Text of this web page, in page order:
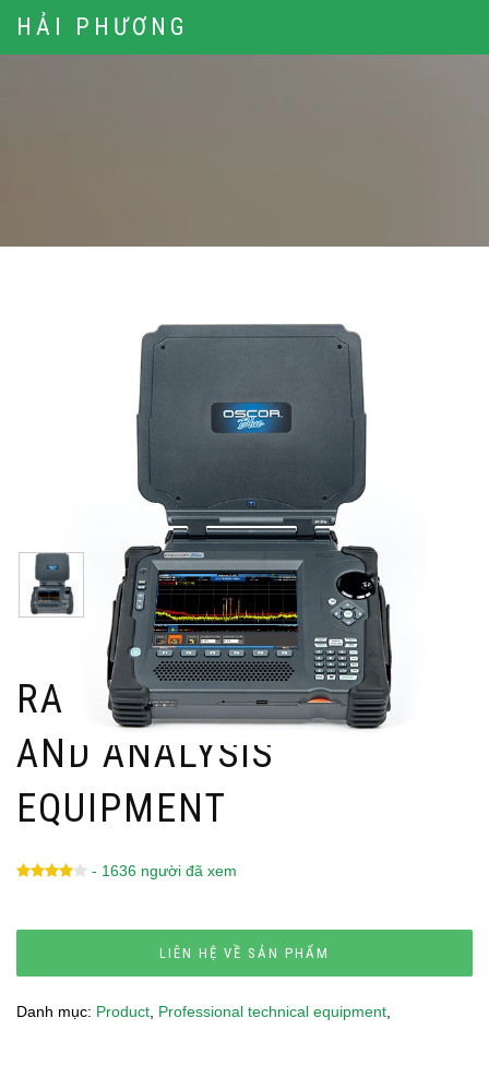
HẢI PHƯƠNG
RADIO WAVE TESTING
AND ANALYSIS
EQUIPMENT
- 1636 người đã xem
LIÊN HỆ VỀ SẢN PHẨM
Danh mục: Product Professional technical equipment